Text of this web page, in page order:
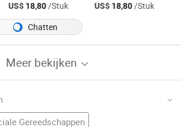
US$ 18,80/Stuk US$ 18,80/Stuk
Chatten
Meer bekijken
Gereedschappen